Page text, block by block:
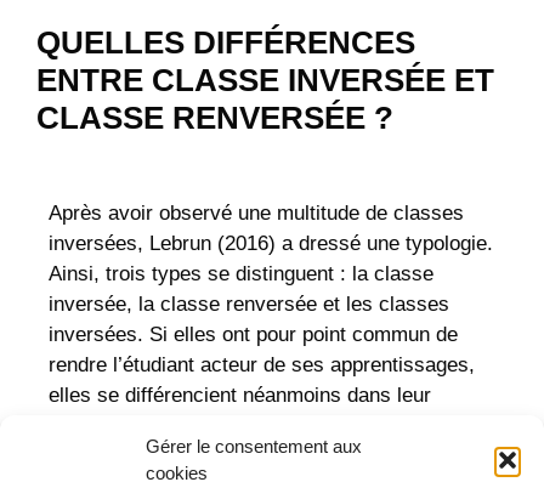
Gérer le consentement aux
cookies
QUELLES DIFFÉRENCES
ENTRE CLASSE INVERSÉE ET
CLASSE RENVERSÉE ?
Après avoir observé une multitude de classes
inversées, Lebrun (2016) a dressé une typologie.
Ainsi, trois types se distinguent : la classe
inversée, la classe renversée et les classes
inversées. Si elles ont pour point commun de
rendre l’étudiant acteur de ses apprentissages,
elles se différencient néanmoins dans leur
étudiants et enseignants.